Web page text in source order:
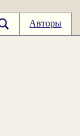
Авторы